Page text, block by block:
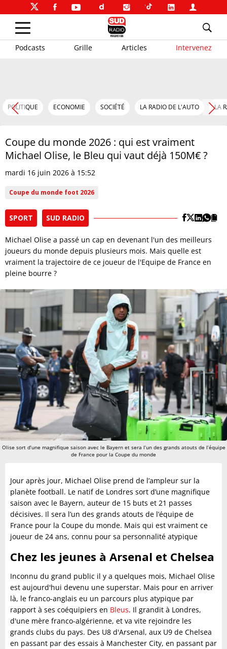
Podcasts Grille Articles Intervenez
POLITIQUE ECONOMIE SOCIÉTÉ LA RADIO DE L'AUTO LA
Coupe du monde 2026 : qui est vraiment
Michael Olise, le Bleu qui vaut déjà 150M€ ?
mardi 16 juin 2026 à 15:52
Coupe du monde foot 2026
SPORT SUD RADIO
Michael Olise a passé un cap en devenant l'un des meilleurs
joueurs du monde depuis plusieurs mois. Mais quelle est
vraiment la trajectoire de ce joueur de l'Equipe de France en
pleine bourre ?
Olise sort d’une magnifique saison avec le Bayern et sera l’un des grands atouts de l’équipe
de France pour la Coupe du monde
Jour après jour, Michael Olise prend de l’ampleur sur la
planète football. Le natif de Londres sort d’une magnifique
saison avec le Bayern, auteur de 15 buts et 21 passes
décisives. Il sera l’un des grands atouts de l’équipe de
France pour la Coupe du monde. Mais qui est vraiment ce
joueur de 24 ans, connu pour sa personnalité atypique
Chez les jeunes à Arsenal et Chelsea
Inconnu du grand public il y a quelques mois, Michael Olise
est aujourd'hui devenu une superstar. Mais pour en arriver
là, le franco-anglais eu un parcours plus atypique par
rapport à ses coéquipiers en Bleus. Il grandit à Londres,
d'une mère franco-algérienne, et va vite rejoindre les
grands clubs du pays. Des U8 d'Arsenal, aux U9 de Chelsea
en passant par des essais à Manchester City, en passant par